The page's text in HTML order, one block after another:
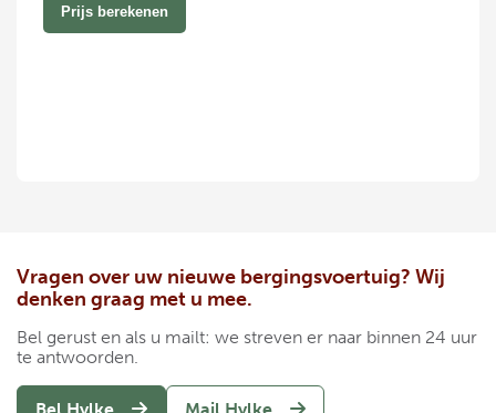
Vragen over uw nieuwe bergingsvoertuig? Wij
denken graag met u mee.
Bel gerust en als u mailt: we streven er naar binnen 24 uur
te antwoorden.